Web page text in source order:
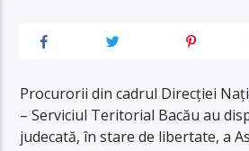
Procurorii din cadrul Direcției
– Serviciul Teritorial Bacău au
judecată, în stare de libertate, a